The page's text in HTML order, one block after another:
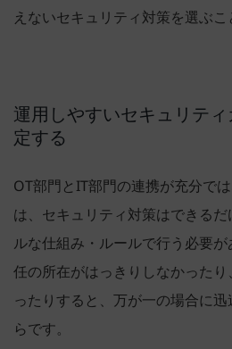
えないセキュリティ対策を選ぶこ
運用しやすいセキュリテ
定する
OT部門とIT部門の連携が充分で
は、セキュリティ対策はできる
ルな仕組み・ルールで行う必要
任の所在がはっきりしなかった
ったりすると、万が一の場合に
らです。